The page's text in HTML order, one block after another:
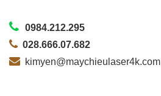
0984.212.295
028.666.07.682
kimyen@maychieulaser4k.com